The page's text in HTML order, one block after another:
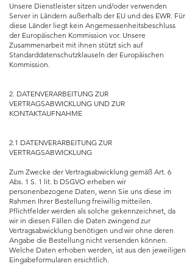
Unsere Dienstleister sitzen und/oder verwenden
Server in Ländern außerhalb der EU und des EWR. Für
diese Länder liegt kein Angemessenheitsbeschluss
der Europäischen Kommission vor. Unsere
Zusammenarbeit mit ihnen stützt sich auf
Standarddatenschutzklauseln der Europäischen
Kommission.
2. DATENVERARBEITUNG ZUR
VERTRAGSABWICKLUNG UND ZUR
KONTAKTAUFNAHME
2.1 DATENVERARBEITUNG ZUR
VERTRAGSABWICKLUNG
Zum Zwecke der Vertragsabwicklung gemäß Art. 6
Abs. 1 S. 1 lit. b DSGVO erheben wir
personenbezogene Daten, wenn Sie uns diese im
Rahmen Ihrer Bestellung freiwillig mitteilen.
Pflichtfelder werden als solche gekennzeichnet, da
wir in diesen Fällen die Daten zwingend zur
Vertragsabwicklung benötigen und wir ohne deren
Angabe die Bestellung nicht versenden können.
Welche Daten erhoben werden, ist aus den jeweiligen
Eingabeformularen ersichtlich.